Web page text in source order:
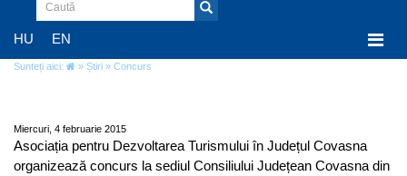
HU EN
Sunteți aici: » Știri » Concurs
Miercuri, 4 februarie 2015
Asociația pentru Dezvoltarea Turismului în Județul Covasna
organizează concurs la sediul Consiliului Județean Covasna din